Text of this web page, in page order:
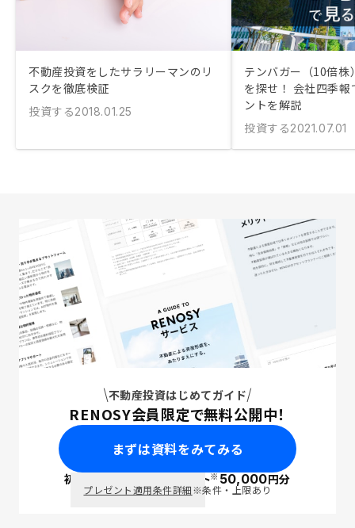
不動産投資をしたサラリーマンのリ
スクを徹底検証
投資する2018.01.25
テンバガー（10倍株
を探せ！ 会社四季
ントを解説
投資する2021.07.01
不動産投資はじめてガイド
RENOSY会員限定で無料公開中！
まずは資料をみてみる
初回面談で ポイント※50,000円分
プレゼント適用条件詳細※条件・上限あり